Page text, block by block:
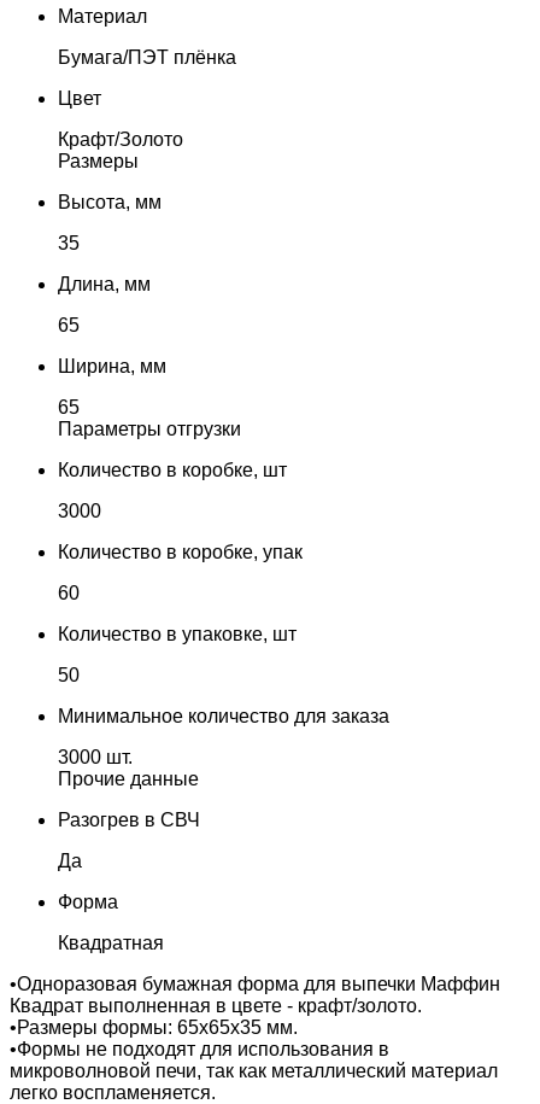
Материал
Бумага/ПЭТ плёнка
Цвет
Крафт/Золото
Размеры
Высота, мм
35
Длина, мм
65
Ширина, мм
65
Параметры отгрузки
Количество в коробке, шт
3000
Количество в коробке, упак
60
Количество в упаковке, шт
50
Минимальное количество для заказа
3000 шт.
Прочие данные
Разогрев в СВЧ
Да
Форма
Квадратная
•Одноразовая бумажная форма для выпечки Маффин
Квадрат выполненная в цвете - крафт/золото.
•Размеры формы: 65х65х35 мм.
•Формы не подходят для использования в
микроволновой печи, так как металлический материал
легко воспламеняется.